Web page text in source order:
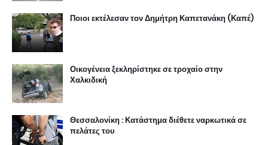
Ποιοι εκτέλεσαν τον Δημήτρη Καπετανάκη (Καπέ)
Οικογένεια ξεκληρίστηκε σε τροχαίο στην
Χαλκιδική
Θεσσαλονίκη : Κατάστημα διέθετε ναρκωτικά σε
πελάτες του